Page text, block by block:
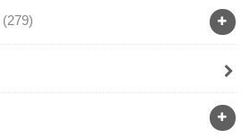
(279)